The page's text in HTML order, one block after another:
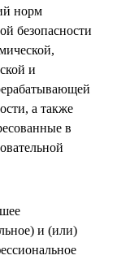
норм
безопасности
и
а также
в
и (или)